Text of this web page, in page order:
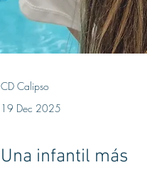
CD Calipso
19 Dec 2025
Una infantil más